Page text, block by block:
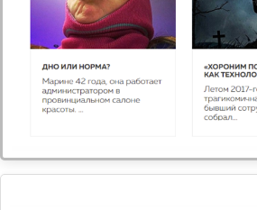
Обзор Еда в
заставляет есть
Блогер из Огайо Аманда Мейкснер
инстаграме о здоровом образе
числе. И на своей странице она
внимание на калорийность